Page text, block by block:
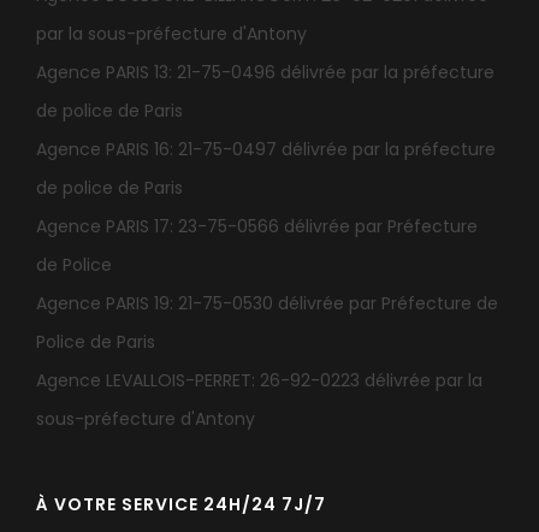
par la sous-préfecture d'Antony
Agence PARIS 13: 21-75-0496 délivrée par la préfecture
de police de Paris
Agence PARIS 16: 21-75-0497 délivrée par la préfecture
de police de Paris
Agence PARIS 17: 23-75-0566 délivrée par Préfecture
de Police
Agence PARIS 19: 21-75-0530 délivrée par Préfecture de
Police de Paris
Agence LEVALLOIS-PERRET: 26-92-0223 délivrée par la
sous-préfecture d'Antony
À VOTRE SERVICE 24H/24 7J/7